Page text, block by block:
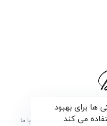
درباره ی دارما همکاری با ما
ها برای بهبود
می کند.